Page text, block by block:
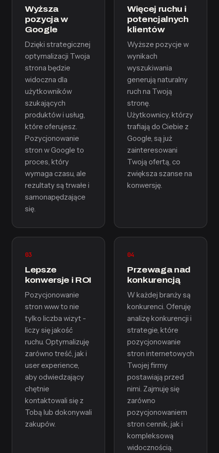
Wyższa
pozycja w
Google
Dzięki strategicznej
optymalizacji Twoja
strona będzie
widoczna dla
użytkowników
szukających
produktów i usług,
które oferujesz.
Pozycjonowanie
stron w Google to
proces, który
wymaga czasu, ale
rezultaty są trwałe i
samonapędzające
się.
Więcej ruchu i
potencjalnych
klientów
Wyższe pozycje w
wynikach
wyszukiwania
generują naturalny
ruch na Twoją
stronę.
Użytkownicy, którzy
trafiają do Ciebie z
Google, są już
zainteresowani
Twoją ofertą, co
zwiększa szanse na
konwersję.
03
Lepsze
konwersje i ROI
Pozycjonowanie
stron www to nie
tylko liczba wizyt -
liczy się jakość
ruchu. Optymalizuję
zarówno treść, jak i
user experience,
aby odwiedzający
chętnie
kontaktowali się z
Tobą lub dokonywali
zakupów.
04
Przewaga nad
konkurencją
W każdej branży są
konkurenci. Oferuję
analizę konkurencji i
strategie, które
pozycjonowanie
stron internetowych
Twojej firmy
postawiają przed
nimi. Zajmuję się
zarówno
pozycjonowaniem
stron cennik, jak i
kompleksową
widocznością.